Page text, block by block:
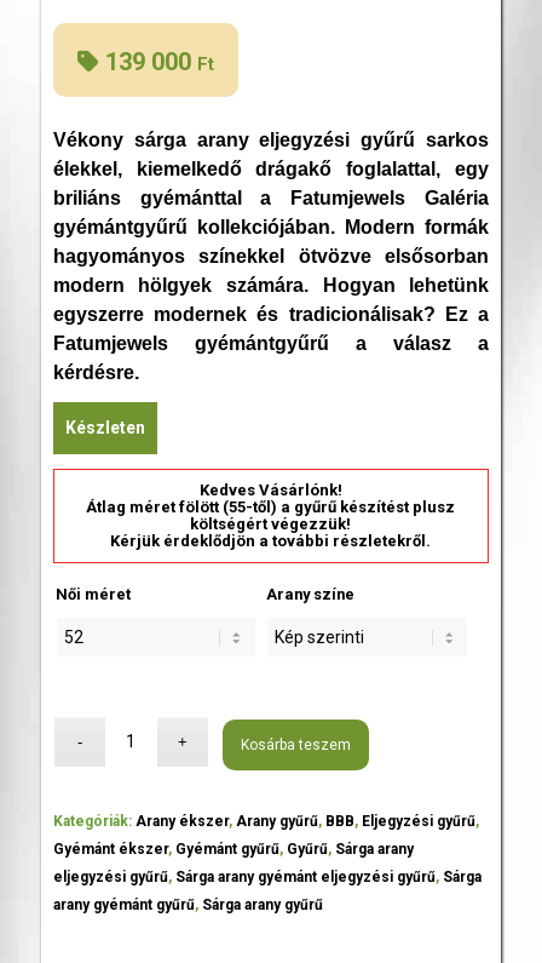
139 000 Ft
Vékony sárga arany eljegyzési gyűrű sarkos
élekkel, kiemelkedő drágakő foglalattal, egy
briliáns gyémánttal a Fatumjewels Galéria
gyémántgyűrű kollekciójában. Modern formák
hagyományos színekkel ötvözve elsősorban
modern hölgyek számára. Hogyan lehetünk
egyszerre modernek és tradicionálisak? Ez a
Fatumjewels gyémántgyűrű a válasz a
kérdésre.
Készleten
Kedves Vásárlónk!
Átlag méret fölött (55-től) a gyűrű készítést plusz
költségért végezzük!
Kérjük érdeklődjön a további részletekről.
Női méret Arany színe
Kosárba teszem
Kategóriák: Arany ékszer, Arany gyűrű, BBB, Eljegyzési gyűrű,
Gyémánt ékszer, Gyémánt gyűrű, Gyűrű, Sárga arany
eljegyzési gyűrű, Sárga arany gyémánt eljegyzési gyűrű, Sárga
arany gyémánt gyűrű, Sárga arany gyűrű